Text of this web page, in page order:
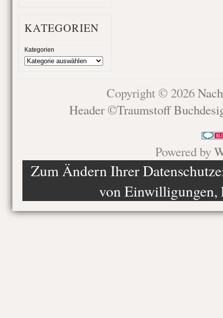
KATEGORIEN
Kategorien
Copyright © 2026
Header ©Traumstoff
Powered by
Zum Ändern Ihrer
von